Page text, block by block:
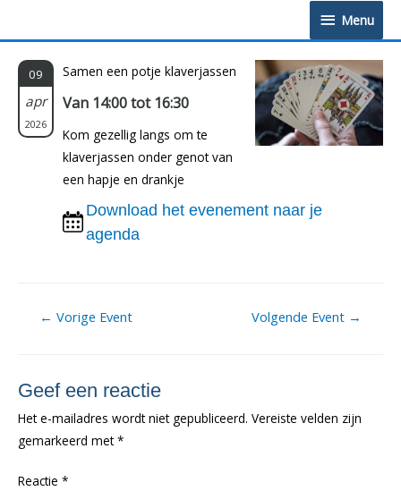
Menu
Menu
09
apr
2026
Samen een potje klaverjassen
Van 14:00 tot 16:30
Kom gezellig langs om te
klaverjassen onder genot van
een hapje en drankje
Download het evenement naar je
agenda
Berichtnavigatie
← Vorige Event Volgende Event →
Geef een reactie
Het e-mailadres wordt niet gepubliceerd. Vereiste velden zijn
gemarkeerd met*
Reactie *